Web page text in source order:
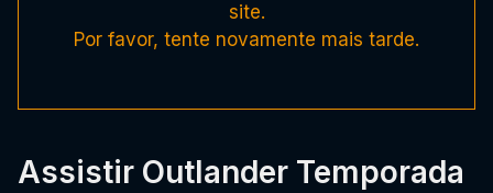
site.
Por favor, tente novamente mais tarde.
Assistir Outlander Temporada